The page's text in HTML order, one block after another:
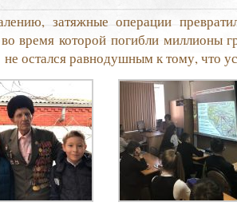
затяжные операции
время которой погибли миллионы
остался равнодушным к тому, что